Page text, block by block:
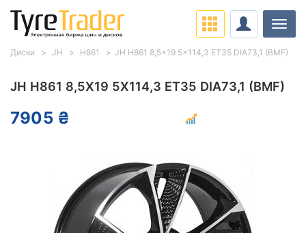
JH H861 8,5X19 5X114,3 ET35 DIA73,1 (BMF)
7905 ₴
Диски JH H861 JH H861 8,5x19 5x114,3 ET35 DIA73,1 (BMF)